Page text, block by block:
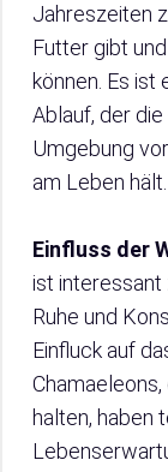
Jahreszeiten
Futter gibt
können. Es
Ablauf, der
Umgebung
am Leben hält.
Einfluss der
ist interessant
Ruhe und
Einfluck auf
halten, haben